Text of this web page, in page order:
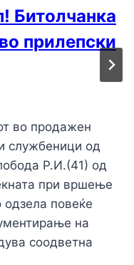
Битолчанка
прилепски
во продажен
службеници од
Р.И.(41) од
при вршење
одзела повеќе
на
соодветна